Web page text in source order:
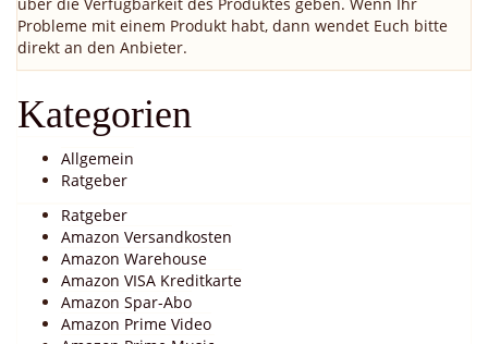
über die Verfügbarkeit des Produktes geben. Wenn Ihr
Probleme mit einem Produkt habt, dann wendet Euch bitte
direkt an den Anbieter.
Kategorien
Allgemein
Ratgeber
Ratgeber
Amazon Versandkosten
Amazon Warehouse
Amazon VISA Kreditkarte
Amazon Spar-Abo
Amazon Prime Video